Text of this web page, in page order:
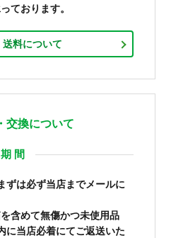
ております。
料について
交換について
期 間
ずは必ず当店までメールに
含めて無傷かつ未使用品
に当店必着にてご返送いた